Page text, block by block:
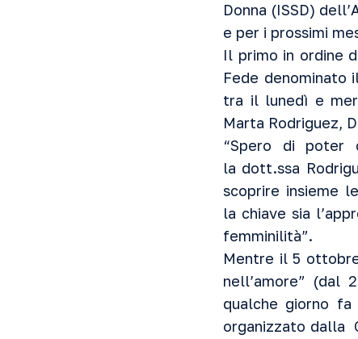
Donna (ISSD) dell’
e per i prossimi
Il primo in ordine
Fede denominato
tra il lunedì e
Marta Rodriguez,
“Spero di poter
la dott.ssa
scoprire insieme
la chiave sia
femminilità”.
Mentre il 5
nell’amore” (dal
qualche giorno fa
organizzato dalla